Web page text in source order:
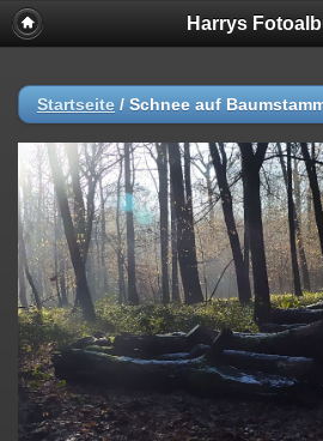
Harrys
Startseite / Schnee auf